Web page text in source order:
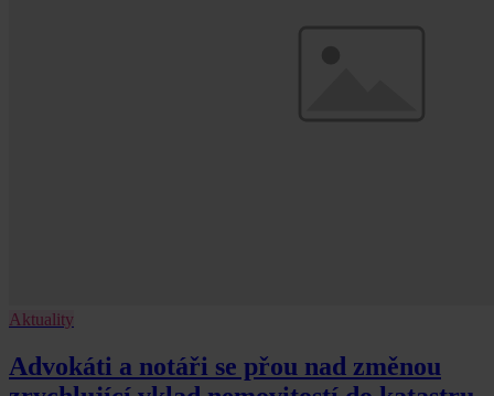
Aktuality
Advokáti a notáři se přou nad změnou